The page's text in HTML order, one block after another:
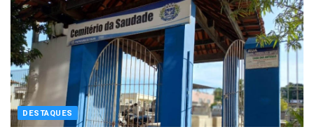
DESTAQUES